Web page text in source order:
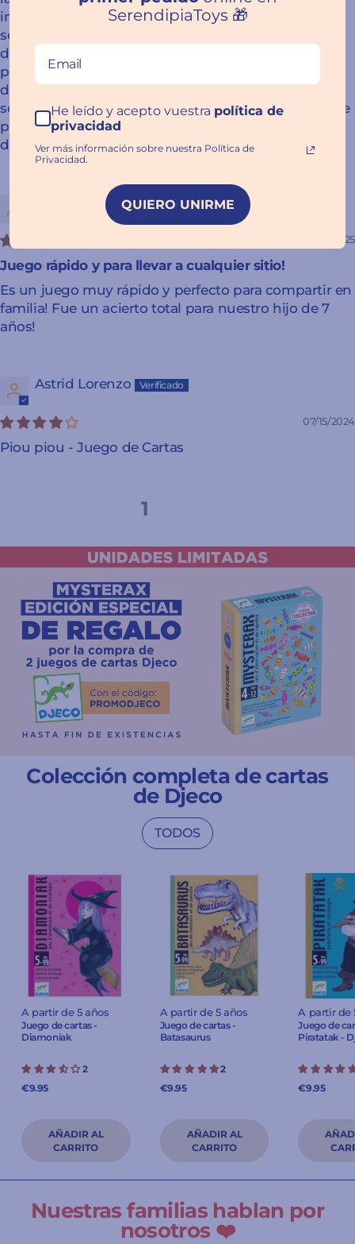
innovadora y más especial que he visto... el
serendipia school... donde coordinan y hacen un
despliegue de las distintas editoriales para que
podamos conocer y probar sus propuestas, algunas
de ellas trabajan en excludividad con ellos... así que
solamente puedo decir que gracias por el cariño que
ponen a todo lo que hacen. ¡¡¡Que sigamos
disfrutándoos siempre!!!!
03/01/2025
Juego rápido y para llevar a cualquier sitio!
Es un juego muy rápido y perfecto para compartir en
familia! Fue un acierto total para nuestro hijo de 7
años!
Astrid Lorenzo
07/15/2024
Piou piou - Juego de Cartas
1
Colección completa de cartas
de Djeco
TODOS
A partir de 5 años
Juego de cartas -
Diamoniak
2
€9.95
A partir de 5 años
Juego de cartas -
Batasaurus
2
€9.95
A partir de
Juego de
Piratatak -
€9.95
Nuestras familias hablan por
nosotros ❤️
SerendipiaToys 🎁
He leído y acepto vuestra política de
privacidad
Ver más información sobre nuestra Política de
Privacidad.
QUIERO UNIRME